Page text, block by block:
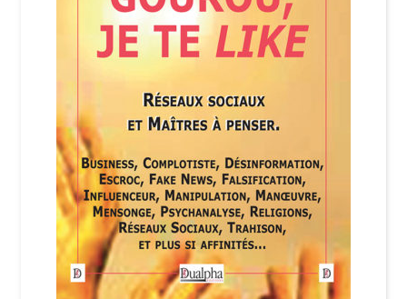
Nous Contacter
Politique de confidentialité et cookies
Qui sommes-nous ?
Soutien à Philippe Randa
Suivi de la Commande